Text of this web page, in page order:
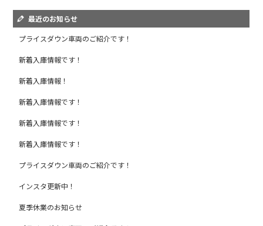
最近のお知らせ
プライスダウン車両のご紹介です！
新着入庫情報です！
新着入庫情報！
新着入庫情報です！
新着入庫情報です！
新着入庫情報です！
プライスダウン車両のご紹介です！
インスタ更新中！
夏季休業のお知らせ